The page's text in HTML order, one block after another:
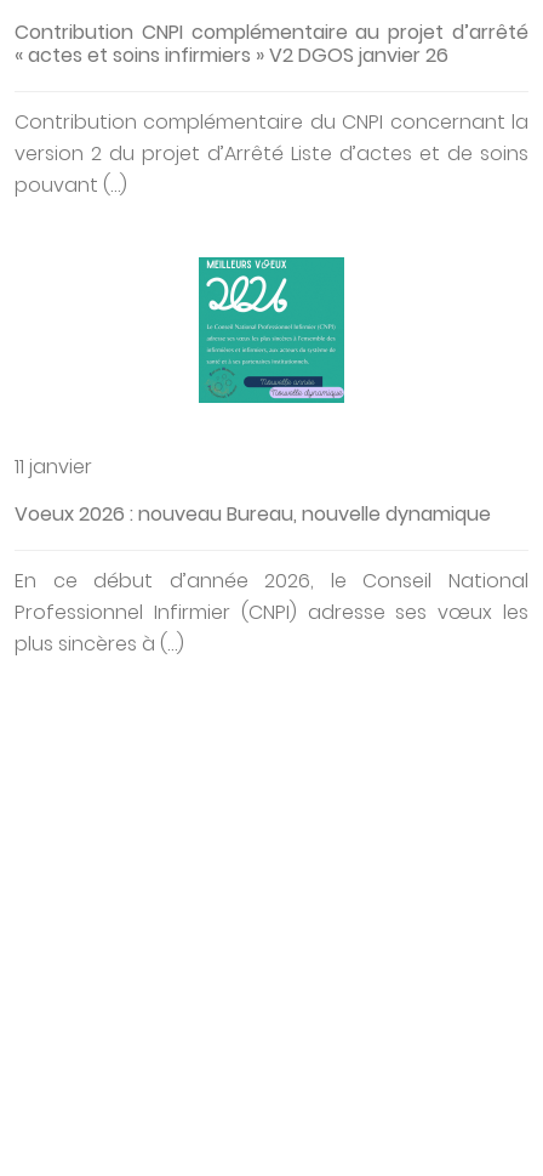
Contribution CNPI complémentaire au projet d’arrêté
« actes et soins infirmiers » V2 DGOS janvier 26
Contribution complémentaire du CNPI concernant la
version 2 du projet d’Arrêté Liste d’actes et de soins
pouvant (…)
11 janvier
Voeux 2026 : nouveau Bureau, nouvelle dynamique
En ce début d’année 2026, le Conseil National
Professionnel Infirmier (CNPI) adresse ses vœux les
plus sincères à (…)